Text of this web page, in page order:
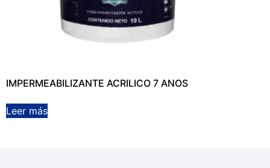
IMPERMEABILIZANTE ACRILICO 7 ANOS
Leer más